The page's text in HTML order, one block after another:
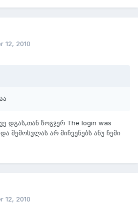
12, 2010
დგას,თან ზოგჯერ The login was
შემოსვლას არ მიჩვენებს ანუ ჩემი
12, 2010